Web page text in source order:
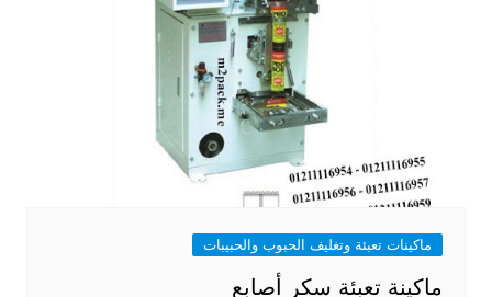
ماكينات تعبئة وتغليف الحبوب والحبيبات
ماكينة تعبئة سكر أصابع